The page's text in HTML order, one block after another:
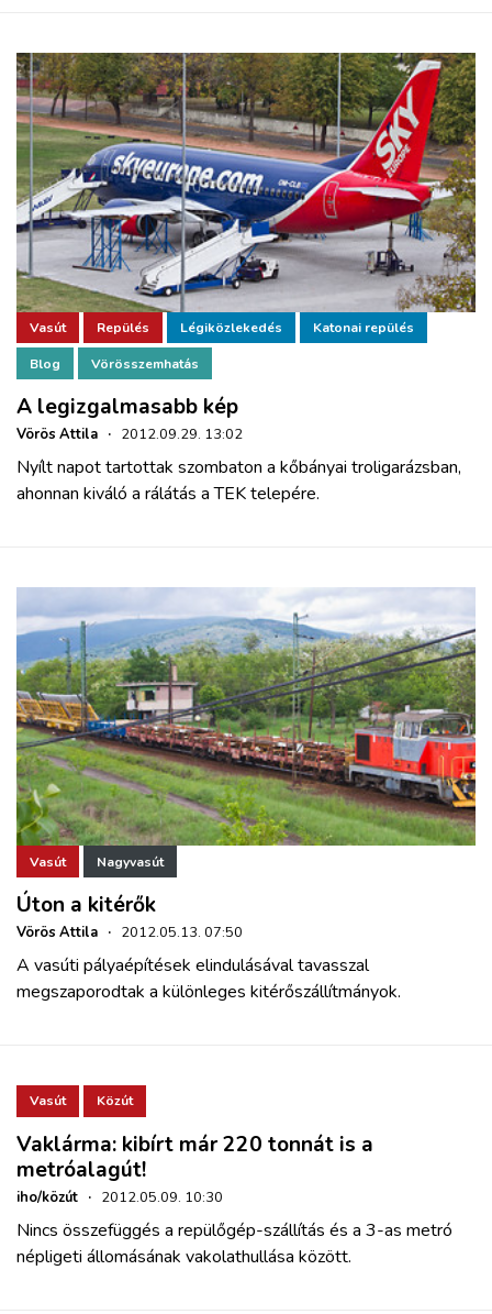
Vasút Repülés Légiközlekedés Katonai repülés
Blog Vörösszemhatás
A legizgalmasabb kép
Vörös Attila · 2012.09.29. 13:02
Nyílt napot tartottak szombaton a kőbányai troligarázsban,
ahonnan kiváló a rálátás a TEK telepére.
Vasút Nagyvasút
Úton a kitérők
Vörös Attila · 2012.05.13. 07:50
A vasúti pályaépítések elindulásával tavasszal
megszaporodtak a különleges kitérőszállítmányok.
Vasút Közút
Vaklárma: kibírt már 220 tonnát is a
metróalagút!
iho/közút · 2012.05.09. 10:30
Nincs összefüggés a repülőgép-szállítás és a 3-as metró
népligeti állomásának vakolathullása között.